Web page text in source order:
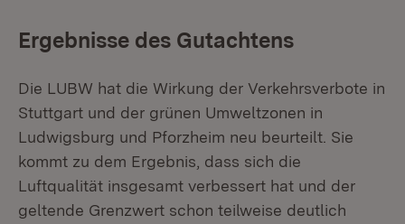
Ergebnisse des Gutachtens
Die LUBW hat die Wirkung der Verkehrsverbote in
Stuttgart und der grünen Umweltzonen in
Ludwigsburg und Pforzheim neu beurteilt. Sie
kommt zu dem Ergebnis, dass sich die
Luftqualität insgesamt verbessert hat und der
geltende Grenzwert schon teilweise deutlich